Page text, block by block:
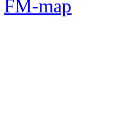
FM-map